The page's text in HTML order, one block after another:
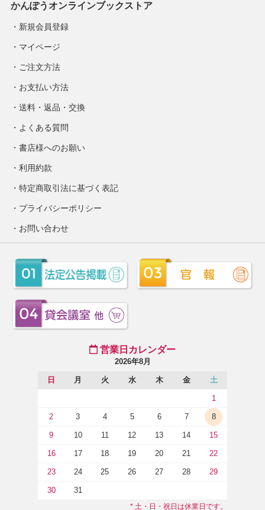
かんぽうオンラインブックストア
新規会員登録
マイページ
ご注文方法
お支払い方法
送料・返品・交換
よくある質問
書店様へのお願い
利用約款
特定商取引法に基づく表記
プライバシーポリシー
お問い合わせ
営業日カレンダー
2026年8月
日 月 火 水 木 金 土
1
2 3 4 5 6 7 8
9 10 11 12 13 14 15
16 17 18 19 20 21 22
23 24 25 26 27 28 29
30 31
* 土・日・祝日は休業日です。